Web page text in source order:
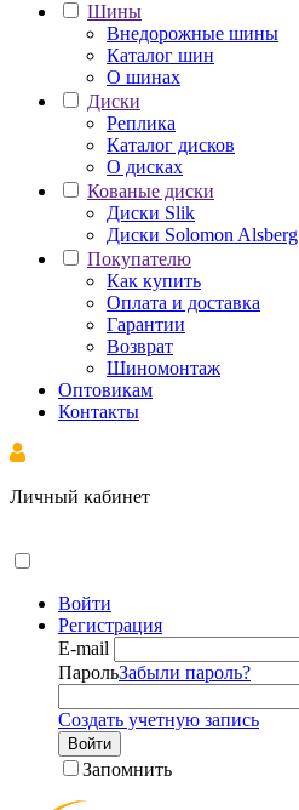
Шины
Внедорожные шины
Каталог шин
О шинах
Диски
Реплика
Каталог дисков
О дисках
Кованые диски
Диски Slik
Диски Solomon Alsberg
Покупателю
Как купить
Оплата и доставка
Гарантии
Возврат
Шиномонтаж
Оптовикам
Контакты
Личный кабинет
Войти
Регистрация
E-mail
ПарольЗабыли пароль?
Создать учетную запись
Войти
Запомнить